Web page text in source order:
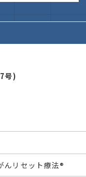
号)
んリセット療法®